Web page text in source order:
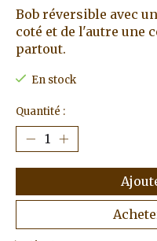
Bob réversible avec
coté et de l'autre une
partout.
En stock
Quantité :